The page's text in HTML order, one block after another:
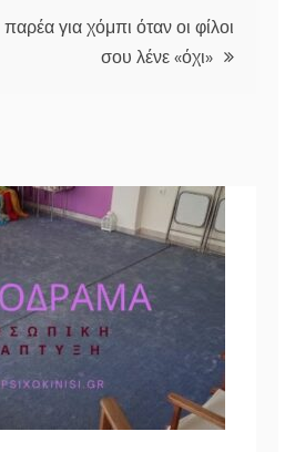
για χόμπι όταν οι φίλοι
σου λένε «όχι»